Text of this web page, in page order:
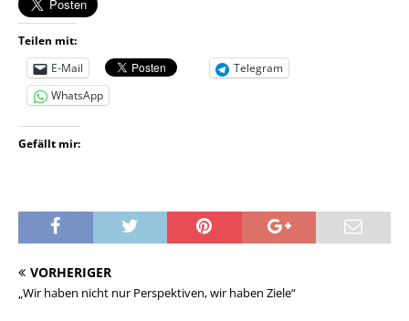
Teilen mit:
E-Mail
Telegram
WhatsApp
Gefällt mir:
VORHERIGER
„Wir haben nicht nur Perspektiven, wir haben Ziele“